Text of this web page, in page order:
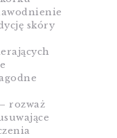
skóry
rozważ